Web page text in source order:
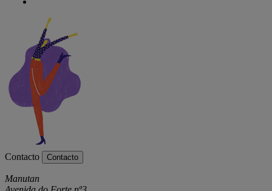
Contacto Contacto
Manutan